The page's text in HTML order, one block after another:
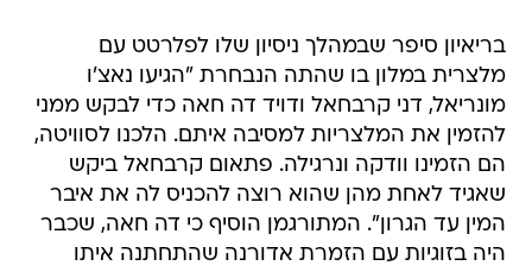
בריאיון סיפר שבמהלך ניסיון שלו לפלרטט עם
מלצרית במלון בו שהתה הנבחרת "הגיעו נאצ'ו
מונריאל, דני קרבחאל ודויד דה חאה כדי לבקש ממני
להזמין את המלצריות למסיבה איתם. הלכנו לסוויטה,
הם הזמינו וודקה ונרגילה. פתאום קרבחאל ביקש
שאגיד לאחת מהן שהוא רוצה להכניס לה את איבר
המין עד הגרון". המתורגמן הוסיף כי דה חאה, שכבר
היה בזוגיות עם הזמרת אדורנה שהתחתנה איתו